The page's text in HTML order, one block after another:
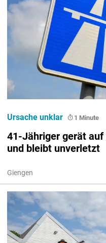
41-Jähriger gerät
und bleibt unverletzt
Giengen
Ursache unklar 1 Minute